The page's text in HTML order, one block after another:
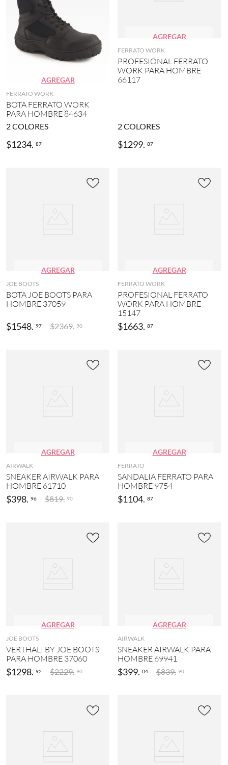
AGREGAR
FERRATO WORK
BOTA FERRATO WORK
PARA HOMBRE 84634
2COLORES
$1234. 87
AGREGAR
FERRATO WORK
PROFESIONAL FERRATO
WORK PARA HOMBRE
66117
2COLORES
$1299. 87
AGREGAR
JOE BOOTS
BOTA JOE BOOTS PARA
HOMBRE 37059
$1548. 97 $2369. 90
AGREGAR
FERRATO WORK
PROFESIONAL FERRATO
WORK PARA HOMBRE
15147
$1663. 87
AGREGAR
AIRWALK
SNEAKER AIRWALK PARA
HOMBRE 61710
$398. 96 $819. 90
AGREGAR
FERRATO
SANDALIA FERRATO PARA
HOMBRE 9754
$1104. 87
AGREGAR
JOE BOOTS
VERTHALI BY JOE BOOTS
PARA HOMBRE 37060
$1298. 92 $2229. 90
AGREGAR
AIRWALK
SNEAKER AIRWALK PARA
HOMBRE 69941
$399. 04 $839. 90